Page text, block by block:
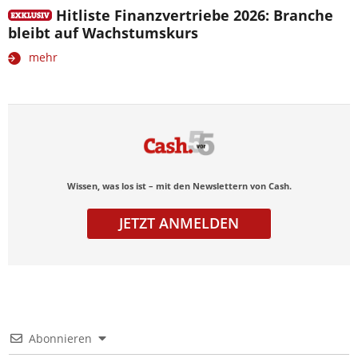
Hitliste Finanzvertriebe 2026: Branche
bleibt auf Wachstumskurs
mehr
Wissen, was los ist – mit den Newslettern von Cash.
JETZT ANMELDEN
Abonnieren